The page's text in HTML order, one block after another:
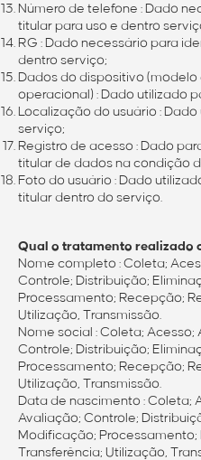
Número de telefone : Dado
titular para uso e dentro
RG : Dado necessário para
dentro serviço;
Dados do dispositivo
operacional) : Dado utilizado
Localização do usuário :
serviço;
Registro de acesso : Dado
titular de dados na condição
Foto do usuário : Dado
titular dentro do serviço.
Qual o tratamento realizado
Nome completo : Coleta;
Controle; Distribuição;
Processamento; Recepção;
Utilização, Transmissão.
Nome social : Coleta;
Controle; Distribuição;
Processamento; Recepção;
Utilização, Transmissão.
Data de nascimento : Coleta;
Avaliação; Controle;
Modificação;
Transferência; Utilização,